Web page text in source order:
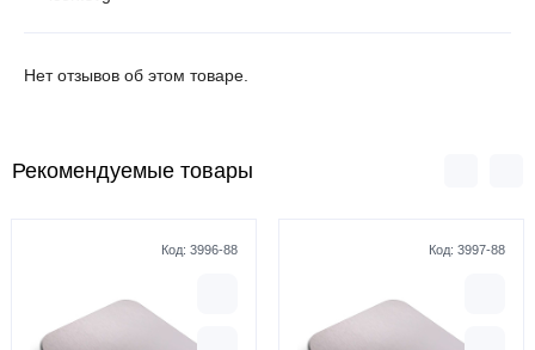
Нет отзывов об этом товаре.
Рекомендуемые товары
Код: 3996-88 Код: 3997-88